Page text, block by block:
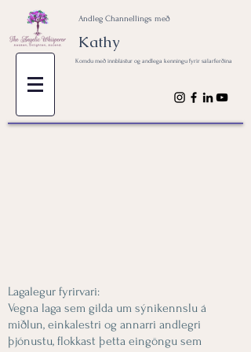
Kathy
Andleg Channellings með
Komdu með innblástur og andlega kenningu fyrir sálarferðina
Lagalegur fyrirvari:
Vegna laga sem gilda um sýnikennslu á
miðlun, einkalestri og annarri andlegri
þjónustu, flokkast þetta eingöngu sem